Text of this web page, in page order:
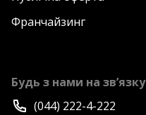
Франчайзинг
Будь з нами на зв’язку
(044) 222-4-222